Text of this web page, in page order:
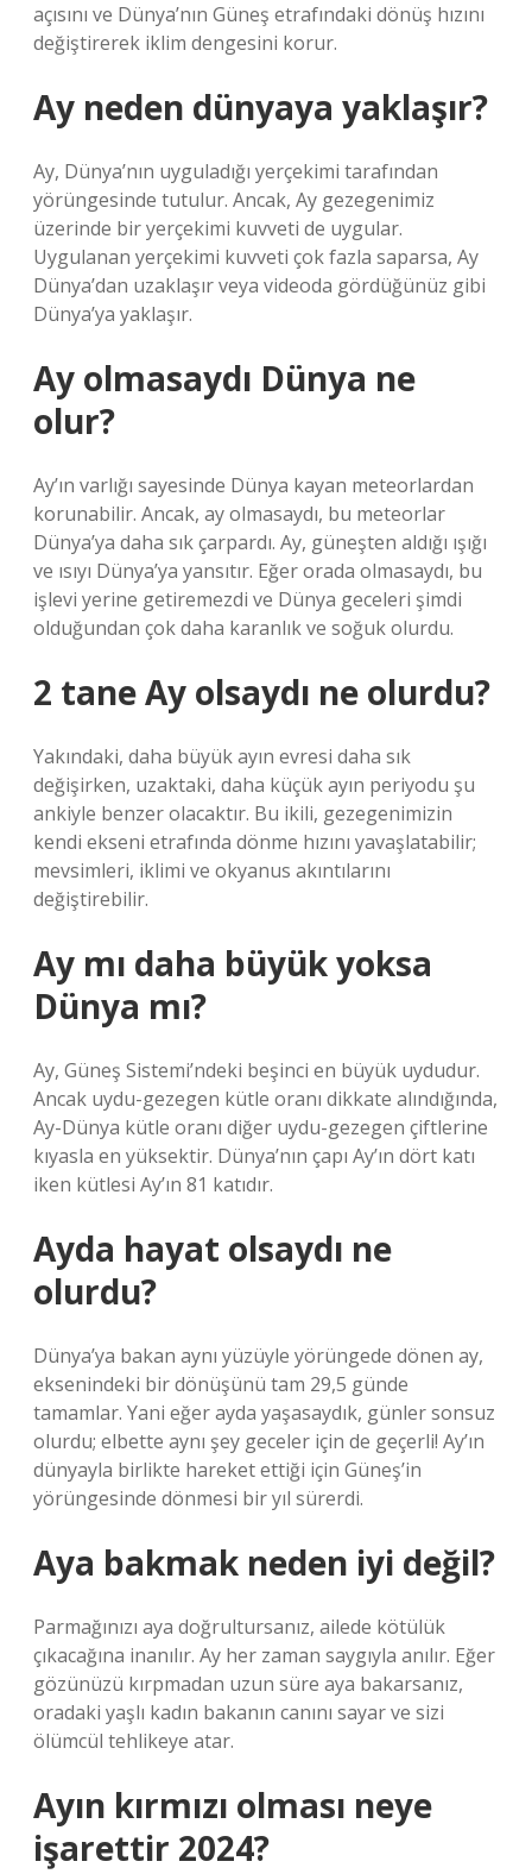
açısını ve Dünya’nın Güneş etrafındaki dönüş hızını
değiştirerek iklim dengesini korur.
Ay neden dünyaya yaklaşır?
Ay, Dünya’nın uyguladığı yerçekimi tarafından
yörüngesinde tutulur. Ancak, Ay gezegenimiz
üzerinde bir yerçekimi kuvveti de uygular.
Uygulanan yerçekimi kuvveti çok fazla saparsa, Ay
Dünya’dan uzaklaşır veya videoda gördüğünüz gibi
Dünya’ya yaklaşır.
Ay olmasaydı Dünya ne
olur?
Ay’ın varlığı sayesinde Dünya kayan meteorlardan
korunabilir. Ancak, ay olmasaydı, bu meteorlar
Dünya’ya daha sık çarpardı. Ay, güneşten aldığı ışığı
ve ısıyı Dünya’ya yansıtır. Eğer orada olmasaydı, bu
işlevi yerine getiremezdi ve Dünya geceleri şimdi
olduğundan çok daha karanlık ve soğuk olurdu.
2 tane Ay olsaydı ne olurdu?
Yakındaki, daha büyük ayın evresi daha sık
değişirken, uzaktaki, daha küçük ayın periyodu şu
ankiyle benzer olacaktır. Bu ikili, gezegenimizin
kendi ekseni etrafında dönme hızını yavaşlatabilir;
mevsimleri, iklimi ve okyanus akıntılarını
değiştirebilir.
Ay mı daha büyük yoksa
Dünya mı?
Ay, Güneş Sistemi’ndeki beşinci en büyük uydudur.
Ancak uydu-gezegen kütle oranı dikkate alındığında,
Ay-Dünya kütle oranı diğer uydu-gezegen çiftlerine
kıyasla en yüksektir. Dünya’nın çapı Ay’ın dört katı
iken kütlesi Ay’ın 81 katıdır.
Ayda hayat olsaydı ne
olurdu?
Dünya’ya bakan aynı yüzüyle yörüngede dönen ay,
eksenindeki bir dönüşünü tam 29,5 günde
tamamlar. Yani eğer ayda yaşasaydık, günler sonsuz
olurdu; elbette aynı şey geceler için de geçerli! Ay’ın
dünyayla birlikte hareket ettiği için Güneş’in
yörüngesinde dönmesi bir yıl sürerdi.
Aya bakmak neden iyi değil?
Parmağınızı aya doğrultursanız, ailede kötülük
çıkacağına inanılır. Ay her zaman saygıyla anılır. Eğer
gözünüzü kırpmadan uzun süre aya bakarsanız,
oradaki yaşlı kadın bakanın canını sayar ve sizi
ölümcül tehlikeye atar.
Ayın kırmızı olması neye
işarettir 2024?